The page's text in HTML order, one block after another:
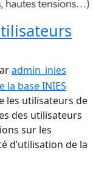
admin_inies
les utilisateurs de
des utilisateurs
sur les
d’utilisation de la